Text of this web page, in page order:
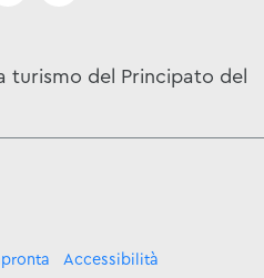
turismo del Principato del
Accessibilità